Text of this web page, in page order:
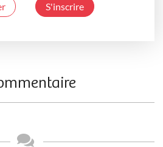
S'inscrire